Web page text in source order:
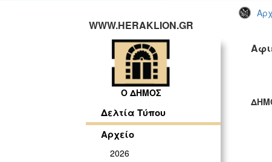
WWW.HERAKLION.GR
Ο ΔΗΜΟΣ
Δελτία Τύπου
Αρχείο
2026